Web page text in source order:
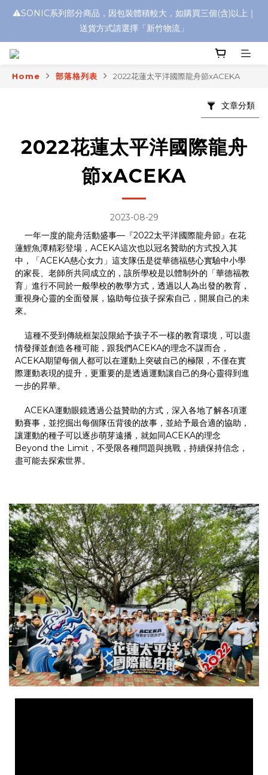
浮水太陽眼鏡🌊 全面升級新上市🎉
⚠️SONIC系列部分商品，因包裝體積較大，如購買三個(含)以上｜
送貨方式請選擇「新竹物流」
Home 部落格列表 2022花蓮太平洋國際龍舟節xACEKA
文章分類
2022花蓮太平洋國際龍舟
節xACEKA
2023-08-29
一年一度的龍舟活動盛事— 『2022太平洋國際龍舟節』在花
蓮鯉魚潭精彩登場，ACEKA這次也以冠名贊助的方式投入其
中，
「ACEKA慈心女力 」這支隊伍是從華德福慈心實驗中小學
的家長、老師所共同成立的，該所學校是以體制外的「華德福教
育」進行不同於一般學校的教學方式，透過以人為出發的教育，
重視身心靈的全面發展，協助每位孩子探索自己，開展自己的未
來。
這種不受到傳統框架設限給予孩子不一樣的教育環境，可以盡
情發揮並創造各種可能，跟我們ACEKA的理念不謀而合，
ACEKA期望每個人都可以在運動上突破自己的極限，不僅在實
際運動表現的提升，更重要的是透過運動讓自己的身心靈得到進
一步的昇華。
ACEKA運動眼鏡透過公益贊助的方式，深入各地了解各項運
動賽事，並挖掘出每個隊伍背後的故事，並給予最合適的協助，
讓運動的種子可以逐步萌芽遠播，就如同ACEKA的理念
Beyond the Limit，不受限各種問題與挑戰，持續保持信念，
盡可能去探索世界。